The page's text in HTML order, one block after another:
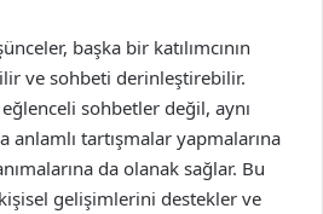
başka bir katılımcının
ve sohbeti derinleştirebilir.
sohbetler değil, aynı
anlamlı tartışmalar yapmalarına
da olanak sağlar. Bu
kişisel gelişimlerini destekler ve